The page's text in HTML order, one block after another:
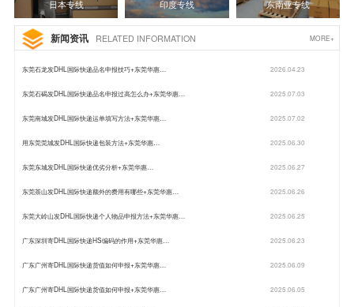
日本专线 印度专线 东南亚专线
新闻资讯 RELATED INFORMATION MORE+
东莞石龙发DHL国际快递品名申报技巧+东莞华惠… 2026.04.23
东莞石碣发DHL国际快递品名申报过高怎么办+东莞华惠… 2025.07.03
东莞南城发DHL国际快递运单填写方法+东莞华惠… 2025.07.02
用东莞莞城发DHL国际快递包装方法+东莞华惠… 2025.06.30
东莞东城发DHL国际快递优劣分析+东莞华惠… 2025.06.27
东莞茶山发DHL国际快递额外的费用有哪些+东莞华惠… 2025.06.26
东莞大岭山发DHL国际快递个人物品申报方法+东莞华惠… 2025.06.25
广东深圳寄DHL国际快递HS编码的作用+东莞华惠… 2025.06.23
广东广州寄DHL国际快递货值如何申报+东莞华惠… 2025.06.09
广东广州寄DHL国际快递货值如何申报+东莞华惠… 2025.06.05